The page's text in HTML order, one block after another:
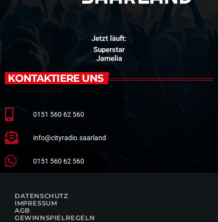
Jetzt läuft:
Superstar
Jamelia
KONTAKTIERE UNS
0151 560 62 560
info@cityradio.saarland
0151 560 62 560
DATENSCHUTZ
IMPRESSUM
AGB
GEWINNSPIELREGELN